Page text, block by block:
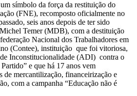
símbolo da força da restituição do
(FNE), recomposto oficialmente no
seis anos depois de ter sido
Temer (MDB), com a destituição
Nacional dos Trabalhadores em
(Contee), instituição que foi vitoriosa,
Inconstitucionalidade (ADI) contra o
e que há 17 anos vem
de mercantilização, financeirização e
com a campanha “Educação não é